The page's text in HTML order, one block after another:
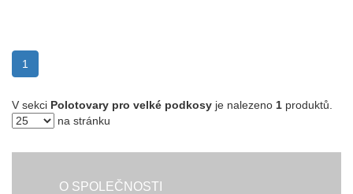
1
V sekci Polotovary pro velké podkosy je nalezeno 1 produktů.
na stránku
O SPOLEČNOSTI